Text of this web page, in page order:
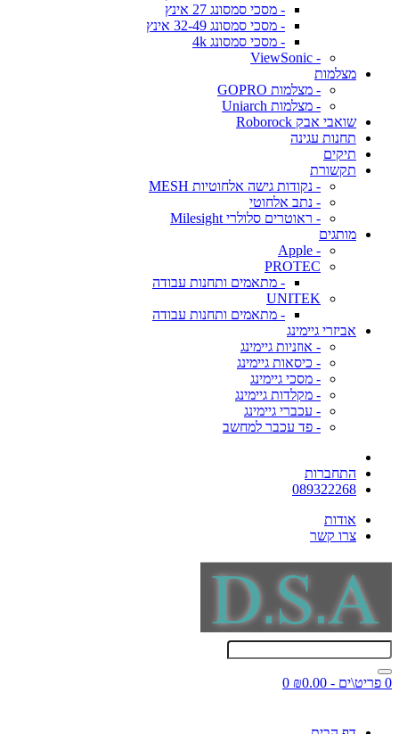
- מסכי סמסונג 27 אינץ
- מסכי סמסונג 32-49 אינץ
- מסכי סמסונג 4k
- ViewSonic
מצלמות
- מצלמות GOPRO
- מצלמות Uniarch
שואבי אבק Roborock
תחנות עגינה
תיקים
תקשורת
- נקודות גישה אלחוטיות MESH
- נתב אלחוטי
- ראוטרים סלולרי Milesight
מותגים
- Apple
PROTEC
- מתאמים ותחנות עבודה
UNITEK
- מתאמים ותחנות עבודה
אביזרי גיימינג
- אוזניות גיימינג
- כיסאות גיימינג
- מסכי גיימינג
- מקלדות גיימינג
- עכברי גיימינג
- פד עכבר למחשב
התחברות
089322268
אודות
צרו קשר
0 פריט\ים - ₪0.00 0